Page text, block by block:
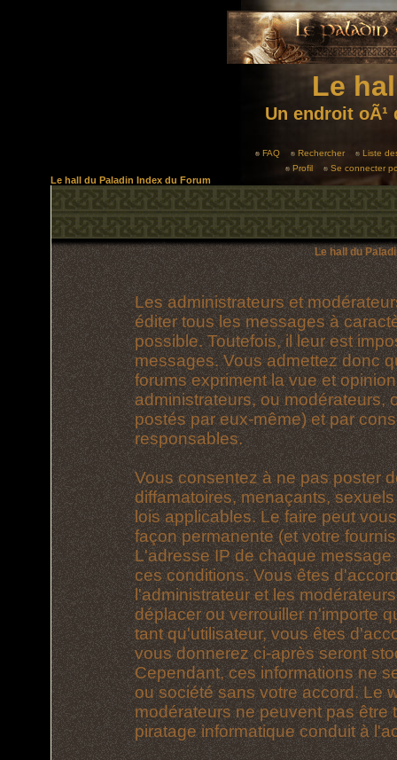
Le
Un endroit
FAQ Rechercher
Liste
Profil
Se connecter
Le hall du Paladin Index du Forum
Le hall du
Les administrateurs et
éditer tous les messages à
possible. Toutefois, il leur est
messages. Vous admettez donc
forums expriment la vue et
administrateurs, ou modérateurs,
postés par eux-même) et par
responsables.
Vous consentez à ne pas poster
diffamatoires, menaçants,
lois applicables. Le faire peut
façon permanente (et votre
L'adresse IP de chaque
ces conditions. Vous êtes
l'administrateur et les
déplacer ou verrouiller n'importe
tant qu'utilisateur, vous êtes
vous donnerez ci-après seront
Cependant, ces informations ne
ou société sans votre accord. Le
modérateurs ne peuvent pas
piratage informatique conduit à